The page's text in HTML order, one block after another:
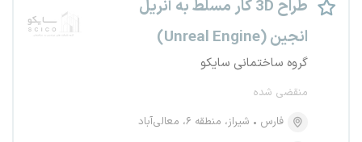
طراح 3D کار مسلط به آنریل
انجین (Unreal Engine)
گروه ساختمانی سایکو
منقضی شده
فارس
شیراز، منطقه ۶، معالی‌آباد